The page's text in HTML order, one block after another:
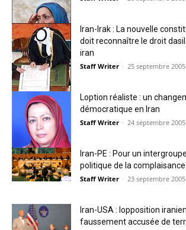
Iran-Irak : La nouvelle
doit reconnaître le droit
iran
Staff Writer - 25 septembre 2005
Loption réaliste : un
démocratique en Iran
Staff Writer - 24 septembre 2005
Iran-PE : Pour un
politique de la complaisance
Staff Writer - 23 septembre 2005
Iran-USA : lopposition
faussement accusée de